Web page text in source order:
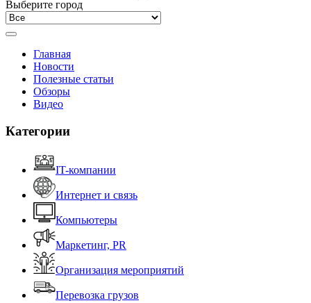
Выберите город
Главная
Новости
Полезные статьи
Обзоры
Видео
Категории
IT-компании
Интернет и связь
Компьютеры
Маркетинг, PR
Организация мероприятий
Перевозка грузов